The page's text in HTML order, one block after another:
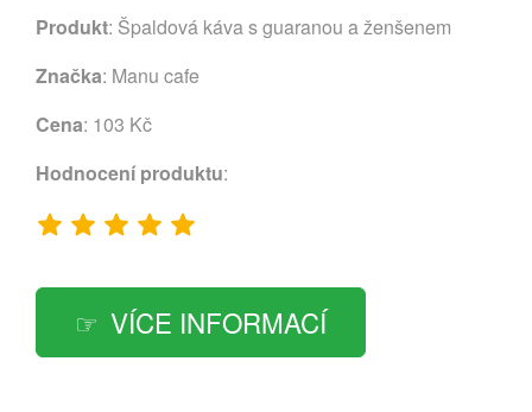
Produkt: Špaldová káva s guaranou a ženšenem
Značka: Manu cafe
Cena: 103 Kč
Hodnocení produktu:
VÍCE INFORMACÍ